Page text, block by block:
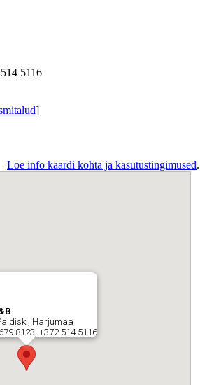
5116
]
Loe info kaardi kohta ja kasutustingimused.
Harjumaa
8123, +372 514 5116